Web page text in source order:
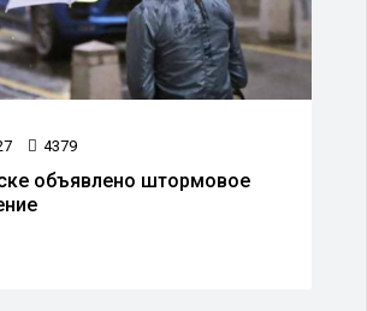
4379
объявлено штормовое